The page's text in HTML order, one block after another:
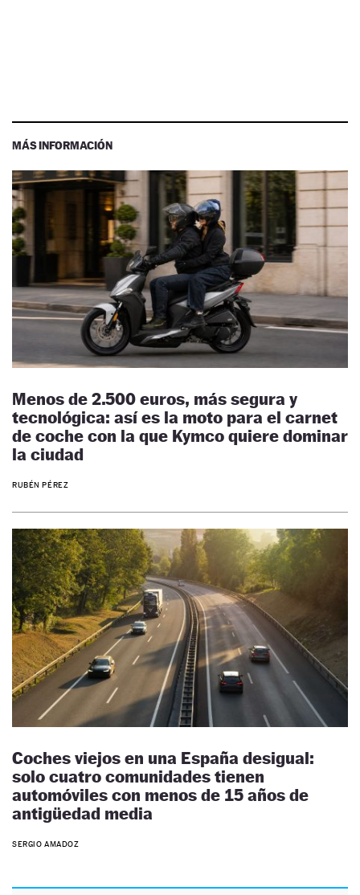
MÁS INFORMACIÓN
Menos de 2.500 euros, más segura y
tecnológica: así es la moto para el carnet
de coche con la que Kymco quiere dominar
la ciudad
RUBÉN PÉREZ
Coches viejos en una España desigual:
solo cuatro comunidades tienen
automóviles con menos de 15 años de
antigüedad media
SERGIO AMADOZ